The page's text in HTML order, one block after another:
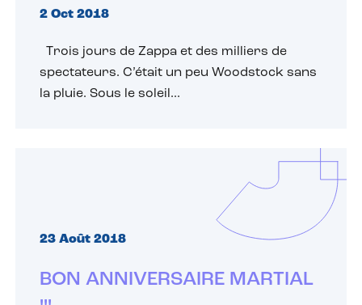
2 Oct 2018
Trois jours de Zappa et des milliers de
spectateurs. C’était un peu Woodstock sans
la pluie. Sous le soleil...
23 Août 2018
BON ANNIVERSAIRE MARTIAL